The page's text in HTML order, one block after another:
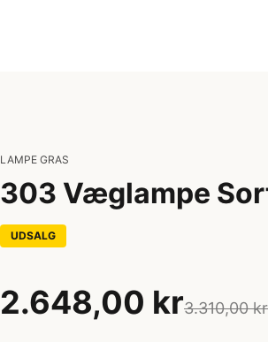
LAMPE GRAS
303 Væglampe
UDSALG
2.648,00 kr3.310,00 kr